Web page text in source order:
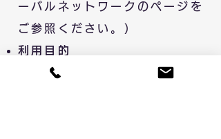
ーバルネットワークのページを
ご参照ください。）
利用目的
ご本人の種別に応じて、上記1